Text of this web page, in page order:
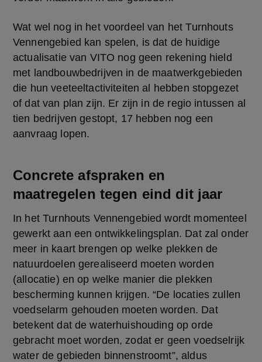
Wat wel nog in het voordeel van het Turnhouts
Vennengebied kan spelen, is dat de huidige
actualisatie van VITO nog geen rekening hield
met landbouwbedrijven in de maatwerkgebieden
die hun veeteeltactiviteiten al hebben stopgezet
of dat van plan zijn. Er zijn in de regio intussen al
tien bedrijven gestopt, 17 hebben nog een
aanvraag lopen.
Concrete afspraken en
maatregelen tegen eind dit jaar
In het Turnhouts Vennengebied wordt momenteel
gewerkt aan een ontwikkelingsplan. Dat zal onder
meer in kaart brengen op welke plekken de
natuurdoelen gerealiseerd moeten worden
(allocatie) en op welke manier die plekken
bescherming kunnen krijgen. “De locaties zullen
voedselarm gehouden moeten worden. Dat
betekent dat de waterhuishouding op orde
gebracht moet worden, zodat er geen voedselrijk
water de gebieden binnenstroomt”, aldus